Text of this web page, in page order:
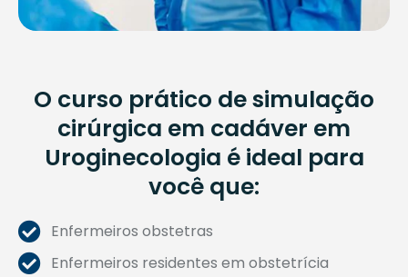
O curso prático de simulação
cirúrgica em cadáver em
Uroginecologia é ideal para
você que:
Enfermeiros obstetras
Enfermeiros residentes em obstetrícia